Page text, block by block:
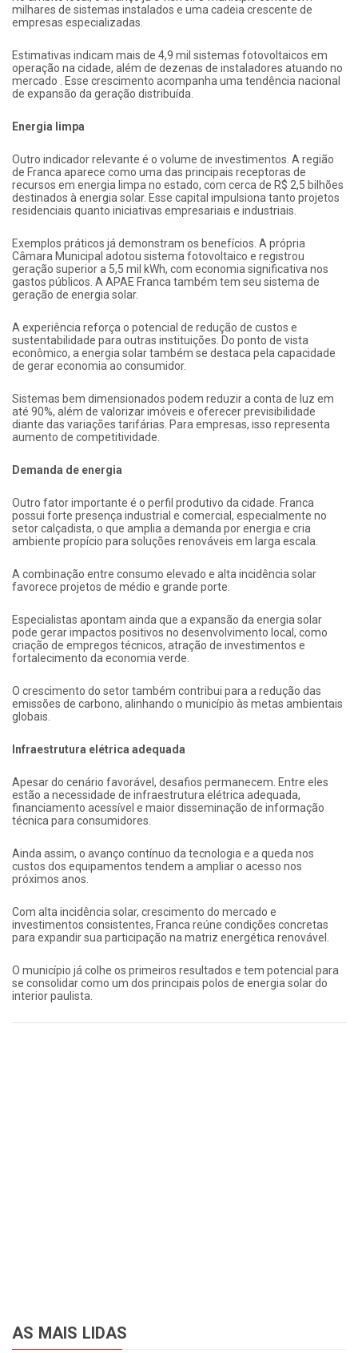
milhares de sistemas instalados e uma cadeia crescente de
empresas especializadas.
Estimativas indicam mais de 4,9 mil sistemas fotovoltaicos em
operação na cidade, além de dezenas de instaladores atuando no
mercado . Esse crescimento acompanha uma tendência nacional
de expansão da geração distribuída.
Energia limpa
Outro indicador relevante é o volume de investimentos. A região
de Franca aparece como uma das principais receptoras de
recursos em energia limpa no estado, com cerca de R$ 2,5 bilhões
destinados à energia solar. Esse capital impulsiona tanto projetos
residenciais quanto iniciativas empresariais e industriais.
Exemplos práticos já demonstram os benefícios. A própria
Câmara Municipal adotou sistema fotovoltaico e registrou
geração superior a 5,5 mil kWh, com economia significativa nos
gastos públicos. A APAE Franca também tem seu sistema de
geração de energia solar.
A experiência reforça o potencial de redução de custos e
sustentabilidade para outras instituições. Do ponto de vista
econômico, a energia solar também se destaca pela capacidade
de gerar economia ao consumidor.
Sistemas bem dimensionados podem reduzir a conta de luz em
até 90%, além de valorizar imóveis e oferecer previsibilidade
diante das variações tarifárias. Para empresas, isso representa
aumento de competitividade.
Demanda de energia
Outro fator importante é o perfil produtivo da cidade. Franca
possui forte presença industrial e comercial, especialmente no
setor calçadista, o que amplia a demanda por energia e cria
ambiente propício para soluções renováveis em larga escala.
A combinação entre consumo elevado e alta incidência solar
favorece projetos de médio e grande porte.
Especialistas apontam ainda que a expansão da energia solar
pode gerar impactos positivos no desenvolvimento local, como
criação de empregos técnicos, atração de investimentos e
fortalecimento da economia verde.
O crescimento do setor também contribui para a redução das
emissões de carbono, alinhando o município às metas ambientais
globais.
Infraestrutura elétrica adequada
Apesar do cenário favorável, desafios permanecem. Entre eles
estão a necessidade de infraestrutura elétrica adequada,
financiamento acessível e maior disseminação de informação
técnica para consumidores.
Ainda assim, o avanço contínuo da tecnologia e a queda nos
custos dos equipamentos tendem a ampliar o acesso nos
próximos anos.
Com alta incidência solar, crescimento do mercado e
investimentos consistentes, Franca reúne condições concretas
para expandir sua participação na matriz energética renovável.
O município já colhe os primeiros resultados e tem potencial para
se consolidar como um dos principais polos de energia solar do
interior paulista.
AS MAIS LIDAS